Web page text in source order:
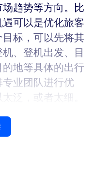
趋势等方向。比
可以是优化旅客
标，可以先将其
、登机出发、目
地等具体的出行
业团队进行优
泛，或者太细。